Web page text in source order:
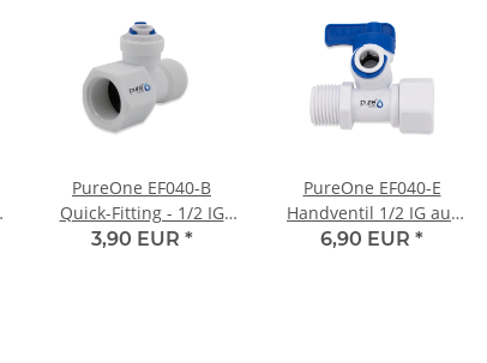
PureOne EF040-B
Quick-Fitting - 1/2 IG
auf 1/4 Schlauch auf
3,90 EUR *
PureOne EF040-E
Handventil 1/2 IG auf
1/2 AG Zoll auf 3/8 Zoll
6,90 EUR *